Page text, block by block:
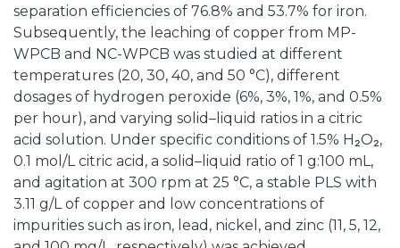
separation efficiencies of 76.8% and 53.7% for iron.
Subsequently, the leaching of copper from MP-
WPCB and NC-WPCB was studied at different
temperatures (20, 30, 40, and 50 °C), different
dosages of hydrogen peroxide (6%, 3%, 1%, and 0.5%
per hour), and varying solid–liquid ratios in a citric
acid solution. Under specific conditions of 1.5% H₂O₂,
0.1 mol/L citric acid, a solid–liquid ratio of 1 g:100 mL,
and agitation at 300 rpm at 25 °C, a stable PLS with
3.11 g/L of copper and low concentrations of
impurities such as iron, lead, nickel, and zinc (11, 5, 12,